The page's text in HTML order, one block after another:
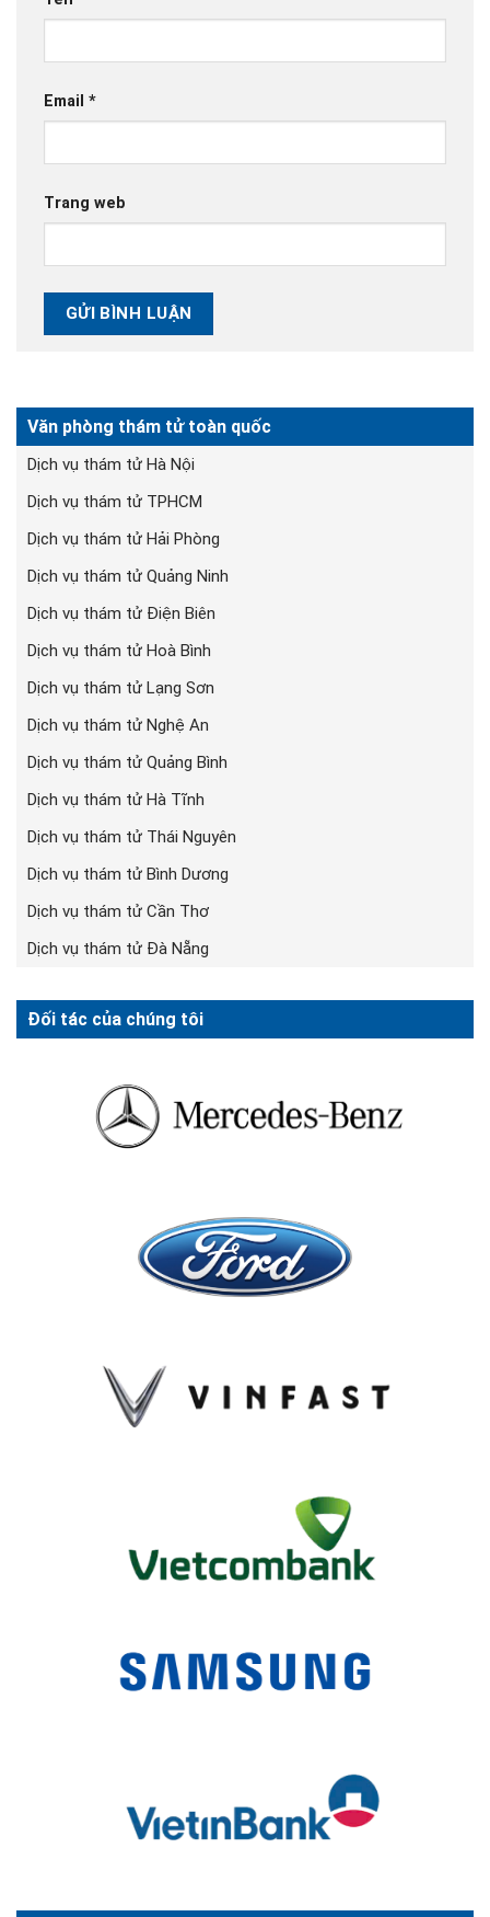
Văn phòng thám tử toàn quốc
Dịch vụ thám tử Hà Nội
Dịch vụ thám tử TPHCM
Dịch vụ thám tử Hải Phòng
Dịch vụ thám tử Quảng Ninh
Dịch vụ thám tử Điện Biên
Dịch vụ thám tử Hoà Bình
Dịch vụ thám tử Lạng Sơn
Dịch vụ thám tử Nghệ An
Dịch vụ thám tử Quảng Bình
Dịch vụ thám tử Hà Tĩnh
Dịch vụ thám tử Thái Nguyên
Dịch vụ thám tử Bình Dương
Dịch vụ thám tử Cần Thơ
Dịch vụ thám tử Đà Nẵng
Đối tác của chúng tôi
Email *
Trang web